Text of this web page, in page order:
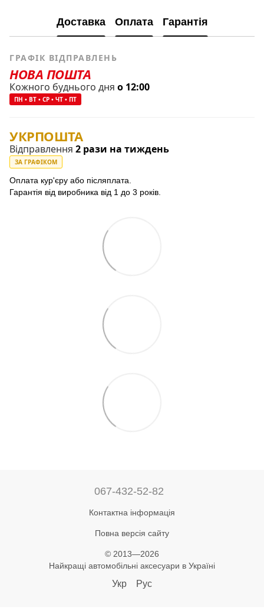
Доставка Оплата Гарантія
ГРАФІК ВІДПРАВЛЕНЬ
НОВА ПОШТА
Кожного буднього дня о 12:00
ПН • ВТ • СР • ЧТ • ПТ
УКРПОШТА
Відправлення 2 рази на тиждень
ЗА ГРАФІКОМ
Оплата кур'єру або післяплата.
Гарантія від виробника від 1 до 3 років.
067-432-52-82
Контактна інформація
Повна версія сайту
© 2013—2026
Найкращі автомобільні аксесуари в Україні
Укр Рус